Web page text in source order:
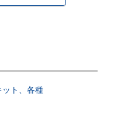
ット、各種